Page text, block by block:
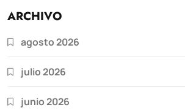
ARCHIVO
agosto 2026
julio 2026
junio 2026